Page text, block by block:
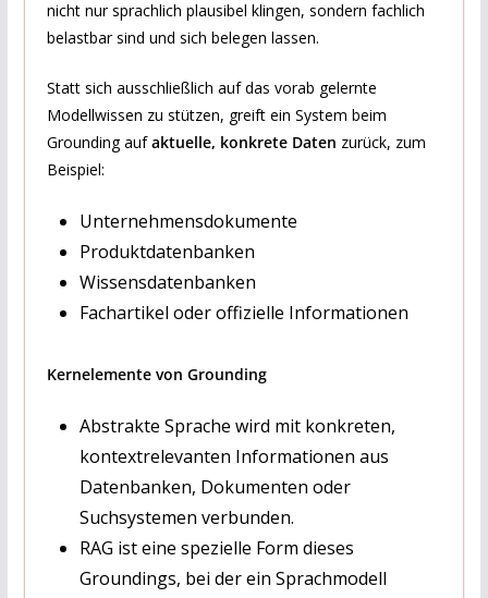
nicht nur sprachlich plausibel klingen, sondern fachlich
belastbar sind und sich belegen lassen.
Statt sich ausschließlich auf das vorab gelernte
Modellwissen zu stützen, greift ein System beim
Grounding aufaktuelle, konkrete Daten zurück, zum
Beispiel:
Unternehmensdokumente
Produktdatenbanken
Wissensdatenbanken
Fachartikel oder offizielle Informationen
Kernelemente von Grounding
Abstrakte Sprache wird mit konkreten,
kontextrelevanten Informationen aus
Datenbanken, Dokumenten oder
Suchsystemen verbunden.
RAG ist eine spezielle Form dieses
Groundings, bei der ein Sprachmodell